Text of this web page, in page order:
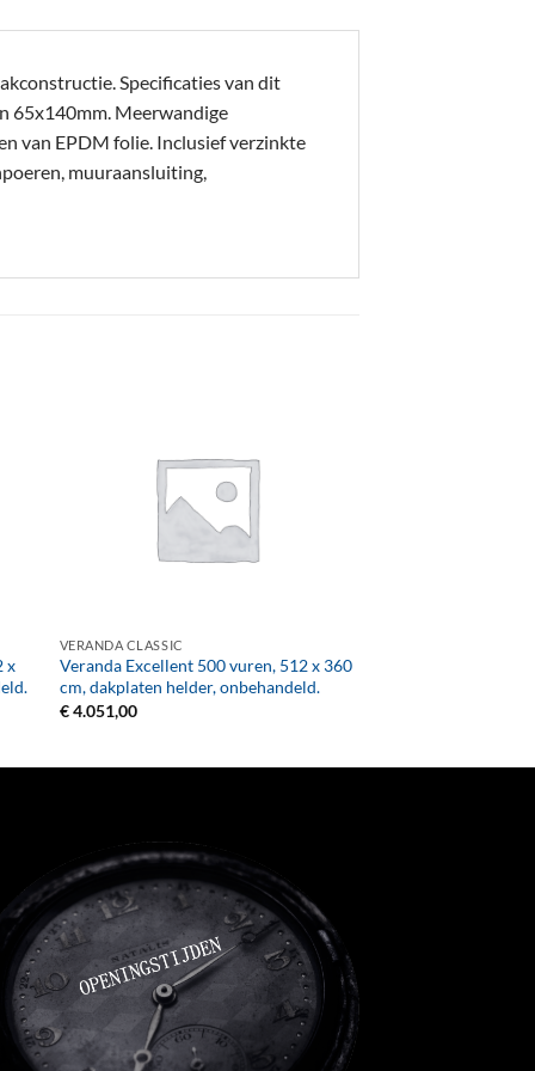
Specificaties van dit
65x140mm. Meerwandige
van EPDM folie. Inclusief verzinkte
muuraansluiting,
x
VERANDA CLASSIC
Veranda Excellent 500 vuren, 512 x 360
cm, dakplaten helder, onbehandeld.
€4.051,00